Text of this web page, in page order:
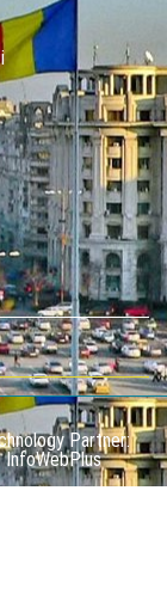
Partner:
InfoWebPlus